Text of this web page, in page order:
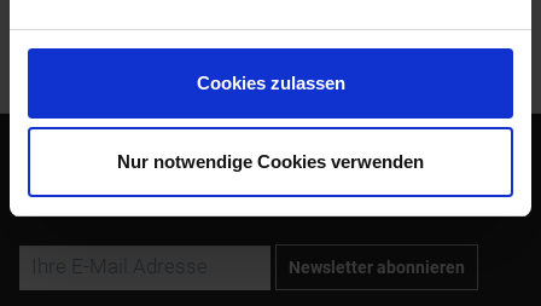
Cookies zulassen
Nur notwendige Cookies verwenden
Abonnieren Sie den kostenlosen Newsletter und verpassen
Sie keine Neuigkeit oder Aktion mehr von Siebenrock.
Newsletter abonnieren